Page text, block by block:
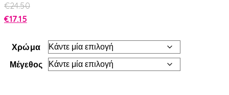
€24.50
€17.15
Χρώμα
Μέγεθος